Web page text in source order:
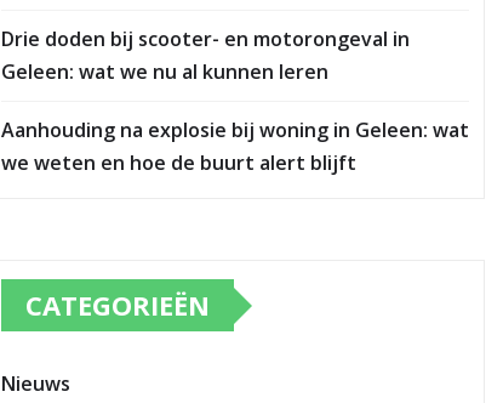
Drie doden bij scooter- en motorongeval in
Geleen: wat we nu al kunnen leren
Aanhouding na explosie bij woning in Geleen: wat
we weten en hoe de buurt alert blijft
CATEGORIEËN
Nieuws